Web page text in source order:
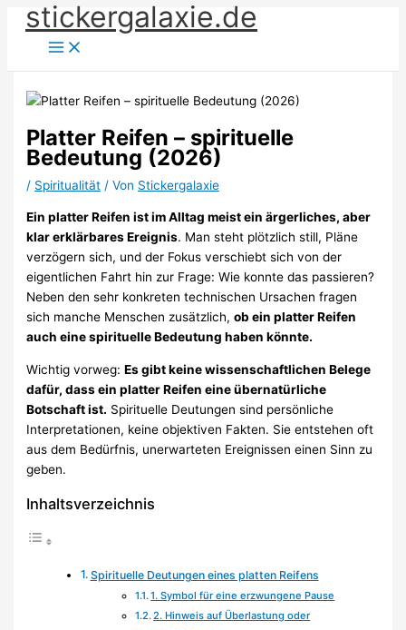
Zum
Inhalt
springen
stickergalaxie.de
Platter Reifen – spirituelle
Bedeutung (2026)
/ Spiritualität / Von Stickergalaxie
Ein platter Reifen ist im Alltag meist ein ärgerliches, aber
klar erklärbares Ereignis. Man steht plötzlich still, Pläne
verzögern sich, und der Fokus verschiebt sich von der
eigentlichen Fahrt hin zur Frage: Wie konnte das passieren?
Neben den sehr konkreten technischen Ursachen fragen
sich manche Menschen zusätzlich,ob ein platter Reifen
auch eine spirituelle Bedeutung haben könnte.
Wichtig vorweg:Es gibt keine wissenschaftlichen Belege
dafür, dass ein platter Reifen eine übernatürliche
Botschaft ist. Spirituelle Deutungen sind persönliche
Interpretationen, keine objektiven Fakten. Sie entstehen oft
aus dem Bedürfnis, unerwarteten Ereignissen einen Sinn zu
geben.
Inhaltsverzeichnis
Spirituelle Deutungen eines platten Reifens
1. Symbol für eine erzwungene Pause
2. Hinweis auf Überlastung oder